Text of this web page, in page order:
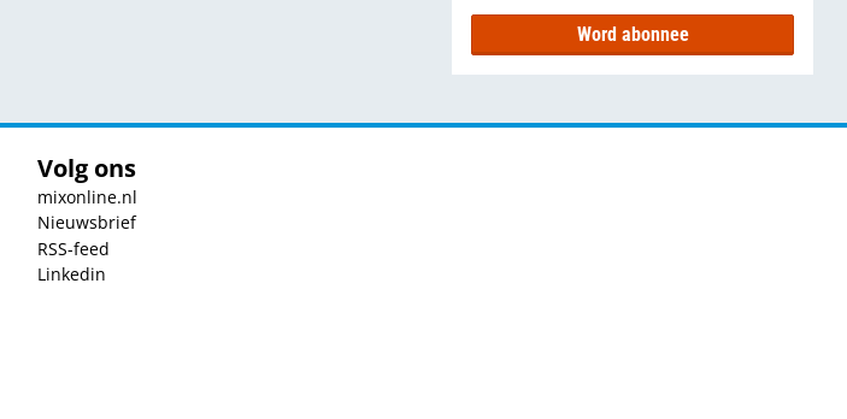
Word abonnee
Volg ons
mixonline.nl
Nieuwsbrief
RSS-feed
Linkedin